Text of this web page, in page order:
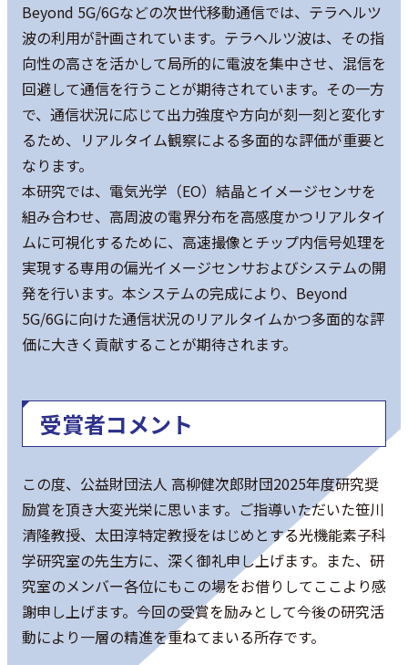
Beyond 5G/6Gなどの次世代移動通信では、テラヘルツ
波の利用が計画されています。テラヘルツ波は、その指
向性の高さを活かして局所的に電波を集中させ、混信を
回避して通信を行うことが期待されています。その一方
で、通信状況に応じて出力強度や方向が刻一刻と変化す
るため、リアルタイム観察による多面的な評価が重要と
なります。
本研究では、電気光学（EO）結晶とイメージセンサを
組み合わせ、高周波の電界分布を高感度かつリアルタイ
ムに可視化するために、高速撮像とチップ内信号処理を
実現する専用の偏光イメージセンサおよびシステムの開
発を行います。本システムの完成により、Beyond
5G/6Gに向けた通信状況のリアルタイムかつ多面的な評
価に大きく貢献することが期待されます。
受賞者コメント
この度、公益財団法人 高柳健次郎財団2025年度研究奨
励賞を頂き大変光栄に思います。ご指導いただいた笹川
清隆教授、太田淳特定教授をはじめとする光機能素子科
学研究室の先生方に、深く御礼申し上げます。また、研
究室のメンバー各位にもこの場をお借りしてここより感
謝申し上げます。今回の受賞を励みとして今後の研究活
動により一層の精進を重ねてまいる所存です。